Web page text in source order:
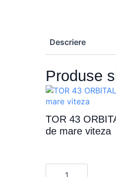
Descriere
Produse
TOR 43
de mare viteza
Cantitate